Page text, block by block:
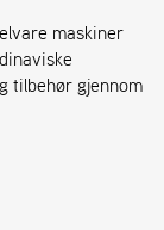
maskiner
tilbehør gjennom